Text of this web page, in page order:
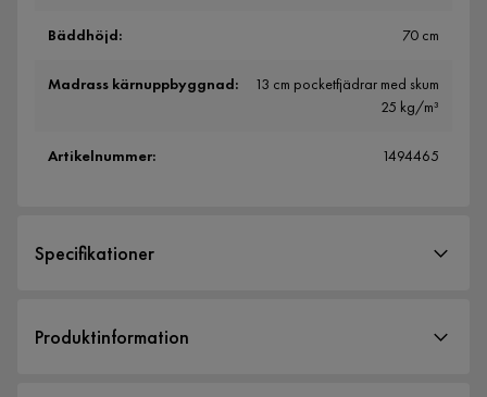
Bäddhöjd: 70 cm
Madrass kärnuppbyggnad:
13 cm pocketfjädrar med skum
25 kg/m³
Artikelnummer: 1494465
Specifikationer
Storlek
Produktinformation